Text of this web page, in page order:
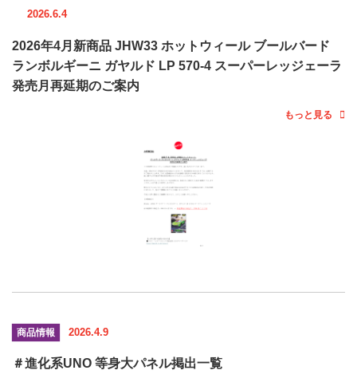
2026.6.4
2026年4月新商品 JHW33 ホットウィール ブールバード
ランボルギーニ ガヤルド LP 570-4 スーパーレッジェーラ
発売月再延期のご案内
もっと見る
商品情報 2026.4.9
＃進化系UNO 等身大パネル掲出一覧